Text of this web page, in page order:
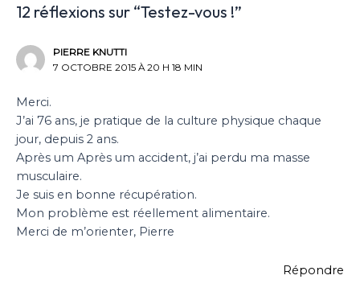
12 réflexions sur “Testez-vous !”
PIERRE KNUTTI
7 OCTOBRE 2015 À 20 H 18 MIN
Merci.
J’ai 76 ans, je pratique de la culture physique chaque
jour, depuis 2 ans.
Après um Après um accident, j’ai perdu ma masse
musculaire.
Je suis en bonne récupération.
Mon problème est réellement alimentaire.
Merci de m’orienter, Pierre
Répondre